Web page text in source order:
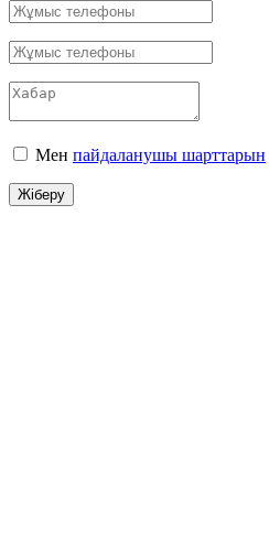
Мен пайдаланушы шарттарын
Жіберу